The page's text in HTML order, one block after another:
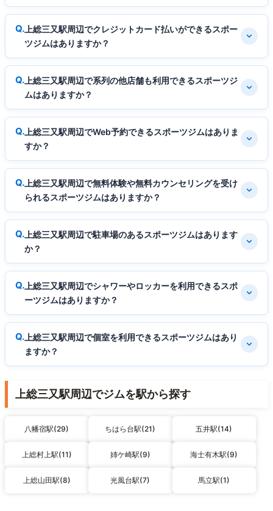
上総三又駅周辺でクレジットカード払いができるスポー
ツジムはありますか？
上総三又駅周辺で系列の他店舗も利用できるスポーツジ
ムはありますか？
上総三又駅周辺でWeb予約できるスポーツジムはありま
すか？
上総三又駅周辺で無料体験や無料カウンセリングを受け
られるスポーツジムはありますか？
上総三又駅周辺で駐車場のあるスポーツジムはあります
か？
上総三又駅周辺でシャワーやロッカーを利用できるスポ
ーツジムはありますか？
上総三又駅周辺で個室を利用できるスポーツジムはあり
ますか？
上総三又駅周辺でジムを駅から探す
八幡宿駅(29) ちはら台駅(21) 五井駅(14)
上総村上駅(11) 姉ケ崎駅(9) 海士有木駅(9)
上総山田駅(8) 光風台駅(7) 馬立駅(1)